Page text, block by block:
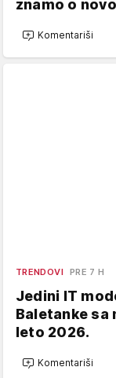
znamo o
Komentariši
TRENDOVI PRE 7 H
Jedini IT
Baletanke sa
leto 2026.
Komentariši